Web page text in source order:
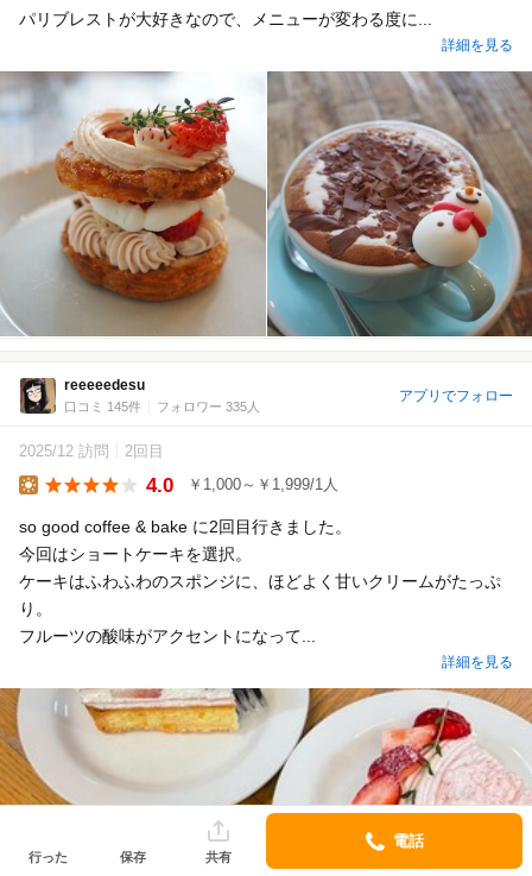
パリブレストが大好きなので、メニューが変わる度に...
詳細を見る
reeeeedesu
口コミ 145件 フォロワー 335人
アプリでフォロー
2025/12 訪問 2回目
4.0 ￥1,000～￥1,999/1人
so good coffee & bake に2回目行きました。
今回はショートケーキを選択。
ケーキはふわふわのスポンジに、ほどよく甘いクリームがたっぷ
り。
フルーツの酸味がアクセントになって...
詳細を見る
行った 保存 共有
電話